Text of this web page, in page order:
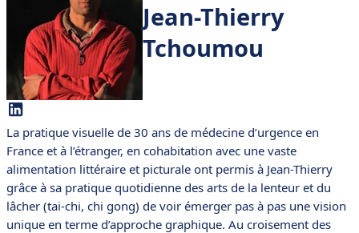
Jean-Thierry
Tchoumou
La pratique visuelle de 30 ans de médecine d’urgence en
France et à l’étranger, en cohabitation avec une vaste
alimentation littéraire et picturale ont permis à Jean-Thierry
grâce à sa pratique quotidienne des arts de la lenteur et du
lâcher (tai-chi, chi gong) de voir émerger pas à pas une vision
unique en terme d’approche graphique. Au croisement des